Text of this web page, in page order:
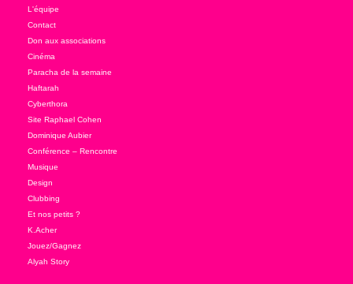
L'équipe
Contact
Don aux associations
Cinéma
Paracha de la semaine
Haftarah
Cyberthora
Site Raphael Cohen
Dominique Aubier
Conférence – Rencontre
Musique
Design
Clubbing
Et nos petits ?
K.Acher
Jouez/Gagnez
Alyah Story